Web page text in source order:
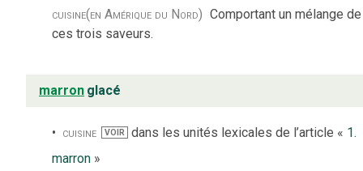
cuisine(en Amérique du Nord) Comportant un mélange de
ces trois saveurs.
marron glacé
cuisine VOIR dans les unités lexicales de l’article « 1.
marron »